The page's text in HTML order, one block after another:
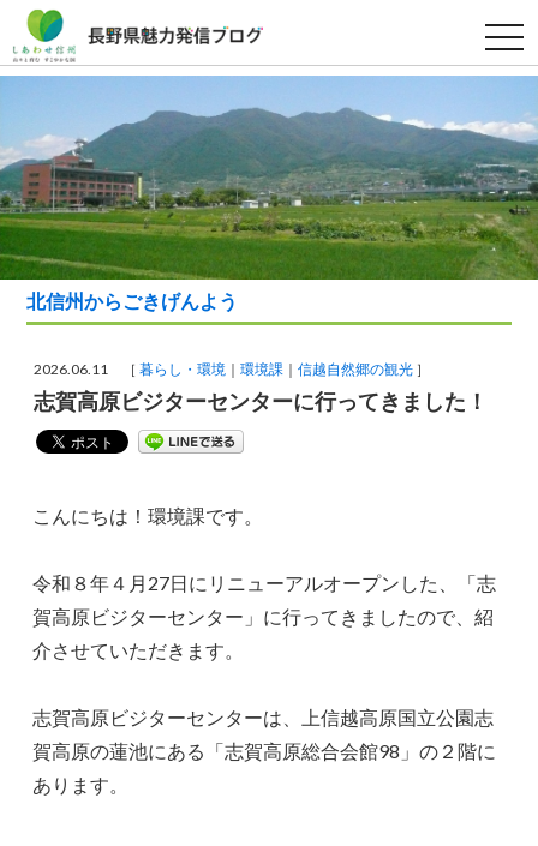
t
o
g
e
n
a
v
i
g
a
t
i
o
北信州からごきげんよう
2026.06.11 ［暮らし・環境 環境課 信越自然郷の観光 ］
志賀高原ビジターセンターに行ってきました！
こんにちは！環境課です。
令和８年４月27日にリニューアルオープンした、「志
賀高原ビジターセンター」に行ってきましたので、紹
介させていただきます。
志賀高原ビジターセンターは、上信越高原国立公園志
賀高原の蓮池にある「志賀高原総合会館98」の２階に
あります。